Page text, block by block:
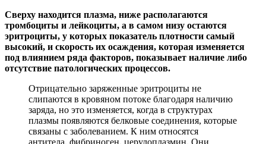
Сверху находится плазма, ниже располагаются
тромбоциты и лейкоциты, а в самом низу остаются
эритроциты, у которых показатель плотности самый
высокий, и скорость их осаждения, которая изменяется
под влиянием ряда факторов, показывает наличие либо
отсутствие патологических процессов.
Отрицательно заряженные эритроциты не
слипаются в кровяном потоке благодаря наличию
заряда, но это изменяется, когда в структурах
плазмы появляются белковые соединения, которые
связаны с заболеванием. К ним относятся
антитела, фибриноген, церулоплазмин. Они